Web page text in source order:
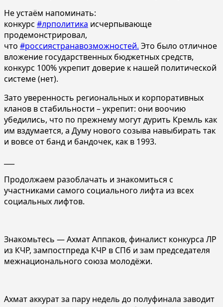
Не устаём напоминать:
конкурс #лрполитика исчерпывающе
продемонстрировал,
что #россиястранавозможностей. Это было отличное
вложение государственных бюджетных средств,
конкурс 100% укрепит доверие к нашей политической
системе (нет).
Зато уверенность региональных и корпоративных
кланов в стабильности – укрепит: они воочию
убедились, что по прежнему могут дурить Кремль как
им вздумается, а Думу нового созыва навыбирать так
и вовсе от банд и бандочек, как в 1993.
Продолжаем разоблачать и знакомиться с
участниками самого социального лифта из всех
социальных лифтов.
Знакомьтесь — Ахмат Аппаков, финалист конкурса ЛР
из КЧР, зампостпреда КЧР в СПб и зам председателя
межнационального союза молодёжи.
Ахмат аккурат за пару недель до полуфинала заводит